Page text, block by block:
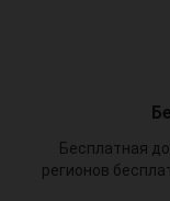
Бесплатная
регионов